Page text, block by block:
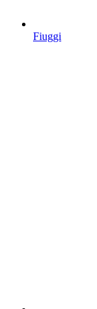
Fiuggi